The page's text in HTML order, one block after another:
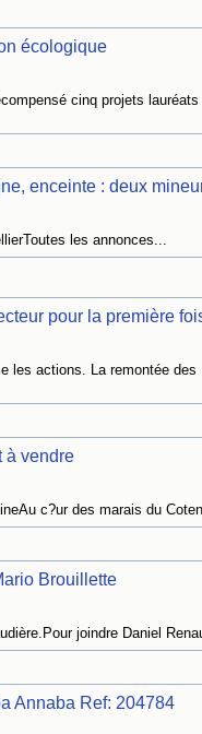
écologique
cinq projets lauréats
enceinte : deux
les annonces...
pour la première
les actions. La remontée des
à vendre
c?ur des marais du
Brouillette
joindre Daniel
Annaba Ref: 204784